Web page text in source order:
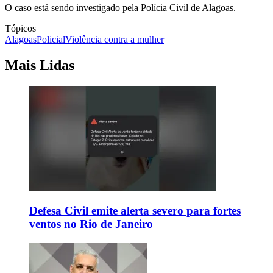
O caso está sendo investigado pela Polícia Civil de Alagoas.
Tópicos
AlagoasPolicialViolência contra a mulher
Mais Lidas
Defesa Civil emite alerta severo para fortes
ventos no Rio de Janeiro